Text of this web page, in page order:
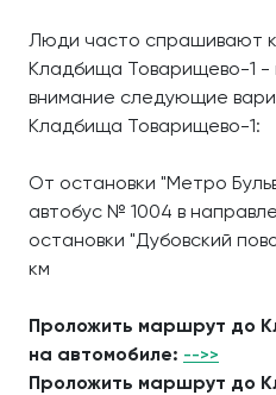
Люди часто спрашивают
Кладбища Товарищево-1 -
внимание следующие
Кладбища Товарищево-1:
От остановки "Метро
автобус № 1004 в
остановки "Дубовский
км
Проложить маршрут до
на автомобиле: -->>
Проложить маршрут до